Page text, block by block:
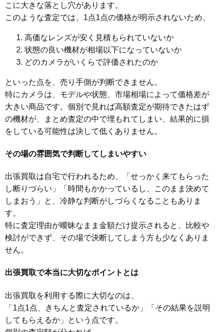
こに大きな落とし穴があります。
このような査定では、1点1点の価格が明示されないため、
高価なレンズが安く見積もられていないか
状態の良い機材が相場以下になっていないか
どのカメラがいくらで評価されたのか
といった点を、売り手側が判断できません。
特にカメラは、モデルや状態、市場相場によって価格差が
大きい商品です。個別で見れば高額査定が期待できたはず
の機材が、まとめ査定の中で埋もれてしまい、結果的に損
をしている可能性は決して低くありません。
その場の雰囲気で判断してしまいやすい
出張買取は自宅で行われるため、「せっかく来てもらった
し断りづらい」「時間もかかっているし、このまま決めて
しまおう」と、冷静な判断がしづらくなることもありま
す。
特に査定理由が曖昧なまま金額だけ提示されると、比較や
検討ができず、その場で決断してしまう方も少なくありま
せん。
出張買取で本当に大切なポイントとは
出張買取を利用する際に大切なのは、
「1点1点、きちんと査定されているか」「その結果を説明
してもらえるか」という点です。